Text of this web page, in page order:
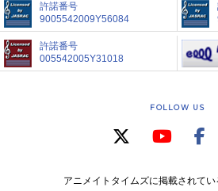
許諾番号
9005542009Y56084
許諾番号
005542005Y31018
FOLLOW US
アニメイトタイムズに掲載されてい